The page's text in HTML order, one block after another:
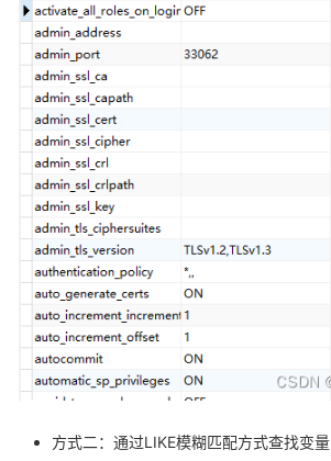
方式二：通过LIKE模糊匹配方式查找变量